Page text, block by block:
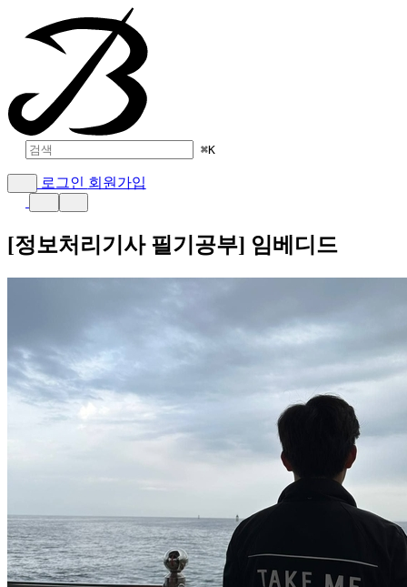
⌘K
로그인 회원가입
[정보처리기사 필기공부] 임베디드